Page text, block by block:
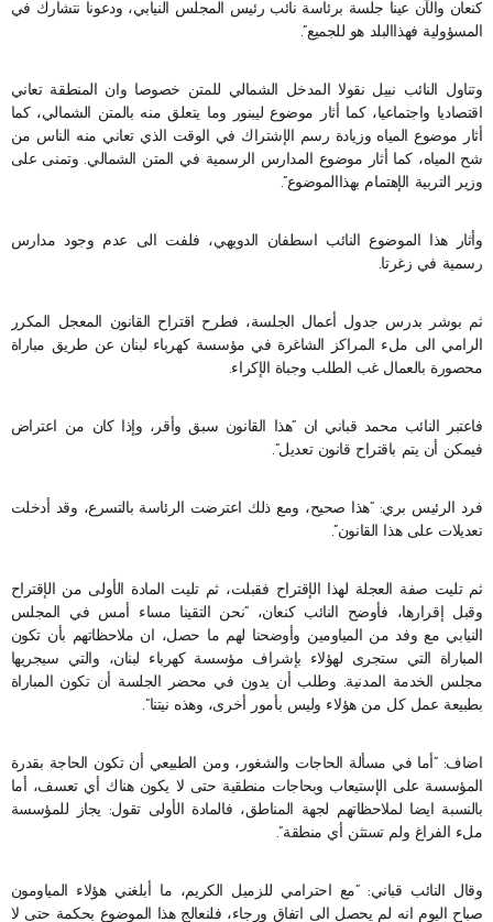
كنعان والآن عينا جلسة برئاسة نائب رئيس المجلس النيابي، ودعونا نتشارك في
المسؤولية فهذاالبلد هو للجميع”.
وتناول النائب نبيل نقولا المدخل الشمالي للمتن خصوصا وان المنطقة تعاني
اقتصاديا واجتماعيا، كما أثار موضوع ليبنور وما يتعلق منه بالمتن الشمالي، كما
أثار موضوع المياه وزيادة رسم الإشتراك في الوقت الذي تعاني منه الناس من
شح المياه، كما أثار موضوع المدارس الرسمية في المتن الشمالي. وتمنى على
وزير التربية الإهتمام بهذاالموضوع”.
وأثار هذا الموضوع النائب اسطفان الدويهي، فلفت الى عدم وجود مدارس
رسمية في زغرتا.
ثم بوشر بدرس جدول أعمال الجلسة، فطرح اقتراح القانون المعجل المكرر
الرامي الى ملء المراكز الشاغرة في مؤسسة كهرباء لبنان عن طريق مباراة
محصورة بالعمال غب الطلب وجباة الإكراء.
فاعتبر النائب محمد قباني ان “هذا القانون سبق وأقر، وإذا كان من اعتراض
فيمكن أن يتم باقتراح قانون تعديل”.
فرد الرئيس بري: “هذا صحيح، ومع ذلك اعترضت الرئاسة بالتسرع، وقد أدخلت
تعديلات على هذا القانون”.
ثم تليت صفة العجلة لهذا الإقتراح فقبلت، ثم تليت المادة الأولى من الإقتراح
وقبل إقرارها، فأوضح النائب كنعان، “نحن التقينا مساء أمس في المجلس
النيابي مع وفد من المياومين وأوضحنا لهم ما حصل، ان ملاحظاتهم بأن تكون
المباراة التي ستجرى لهؤلاء بإشراف مؤسسة كهرباء لبنان، والتي سيجريها
مجلس الخدمة المدنية. وطلب أن يدون في محضر الجلسة أن تكون المباراة
بطبيعة عمل كل من هؤلاء وليس بأمور أخرى، وهذه نيتنا”.
اضاف: “أما في مسألة الحاجات والشغور، ومن الطبيعي أن تكون الحاجة بقدرة
المؤسسة على الإستيعاب وبحاجات منطقية حتى لا يكون هناك أي تعسف، أما
بالنسبة ايضا لملاحظاتهم لجهة المناطق، فالمادة الأولى تقول: يجاز للمؤسسة
ملء الفراغ ولم تستثن أي منطقة”.
وقال النائب قباني: “مع احترامي للزميل الكريم، ما أبلغني هؤلاء المياومون
صباح اليوم انه لم يحصل الى اتفاق ورجاء، فلنعالج هذا الموضوع بحكمة حتى لا